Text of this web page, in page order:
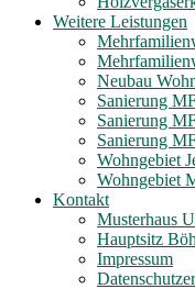
Weitere Leistungen
Neubau
Sanierung
Sanierung
Sanierung
Wohngebiet
Wohngebiet
Kontakt
Musterhaus
Hauptsitz
Impressum